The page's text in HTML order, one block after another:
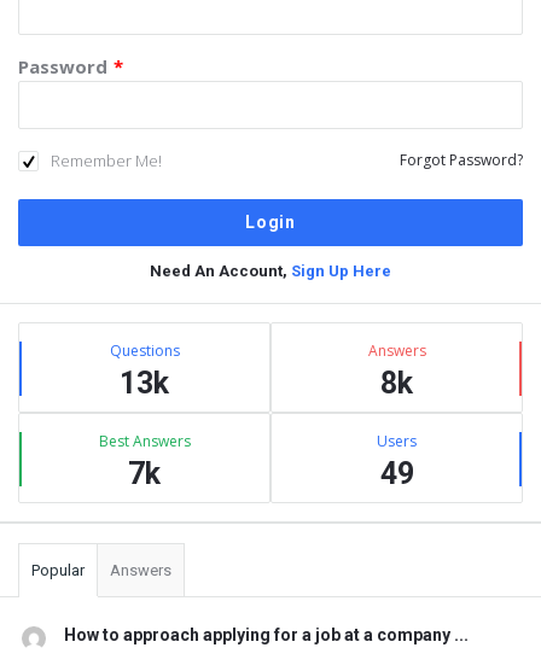
Password *
Remember Me! Forgot Password?
Need An Account, Sign Up Here
Sidebar
Stats Questions
13k
Answers
8k
Best Answers
7k
Users
49
Popular Answers
How to approach applying for a job at a company ...